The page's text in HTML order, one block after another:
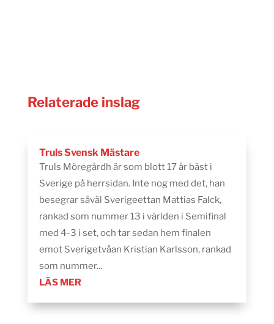
Relaterade inslag
Truls Svensk Mästare
Truls Möregårdh är som blott 17 år bäst i
Sverige på herrsidan. Inte nog med det, han
besegrar såväl Sverigeettan Mattias Falck,
rankad som nummer 13 i världen i Semifinal
med 4-3 i set, och tar sedan hem finalen
emot Sverigetvåan Kristian Karlsson, rankad
som nummer...
LÄS MER